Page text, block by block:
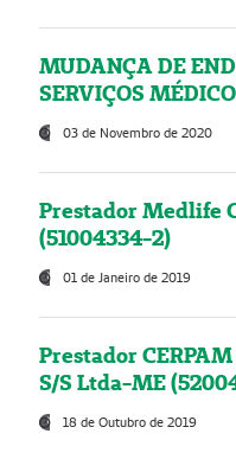
MUDANÇA DE
SERVIÇOS
03 de Novembro de 2020
Prestador Medlife
(51004334-2)
01 de Janeiro de 2019
Prestador
S/S Ltda-ME
18 de Outubro de 2019